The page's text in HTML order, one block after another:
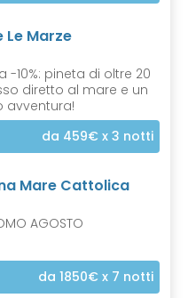
Le Marze
-10%: pineta di oltre 20
diretto al mare e un
avventura!
da 459€ x 3 notti
Mare Cattolica
AGOSTO
da 1850€ x 7 notti